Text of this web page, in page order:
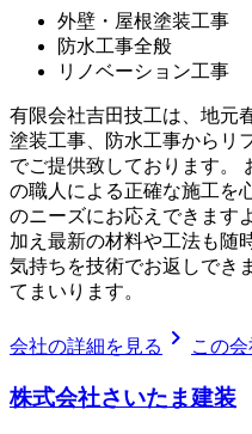
外壁・屋根塗装工事
防水工事全般
リノベーション工事
有限会社吉田技工は、地元
塗装工事、防水工事からリ
でご提供致しております。
の職人による正確な施工を
のニーズにお応えできます
加え最新の材料や工法も随
気持ちを技術でお返しでき
てまいります。
会社の詳細を見る chevron_right この
株式会社さいたま建装